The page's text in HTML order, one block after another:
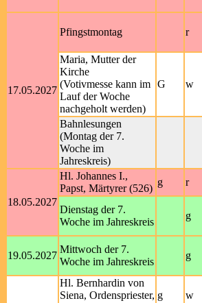
17.05.2027
Pfingstmontag r
Maria, Mutter der
Kirche
(Votivmesse kann im
Lauf der Woche
nachgeholt werden)
G w
Bahnlesungen
(Montag der 7.
Woche im
Jahreskreis)
18.05.2027
Hl. Johannes I.,
Papst, Märtyrer (526)
g r
Dienstag der 7.
Woche im Jahreskreis
g
19.05.2027
Mittwoch der 7.
Woche im Jahreskreis
g
Hl. Bernhardin von
Siena, Ordenspriester, g w